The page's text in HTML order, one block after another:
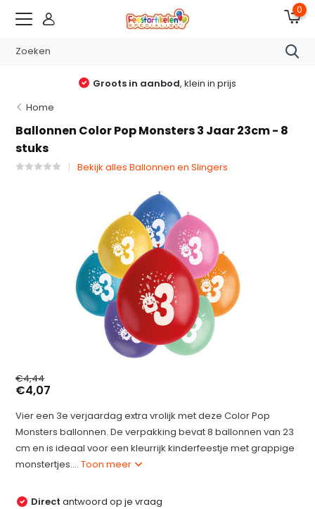
0
Groots in aanbod, klein in prijs
Home
Ballonnen Color Pop Monsters 3 Jaar 23cm - 8
stuks
Bekijk alles Ballonnen en Slingers
€4,44
€4,07
Vier een 3e verjaardag extra vrolijk met deze Color Pop
Monsters ballonnen. De verpakking bevat 8 ballonnen van 23
cm en is ideaal voor een kleurrijk kinderfeestje met grappige
monstertjes....Toon meer
Direct antwoord op je vraag